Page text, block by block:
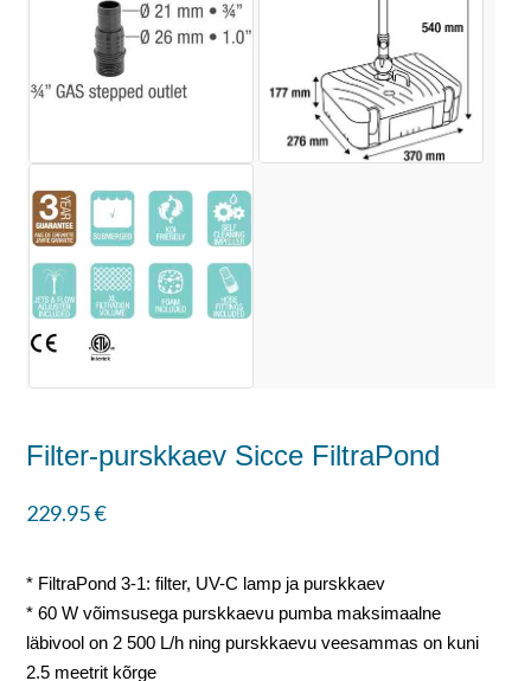
Filter-purskkaev Sicce FiltraPond
229.95€
* FiltraPond 3-1: filter, UV-C lamp ja purskkaev
* 60 W võimsusega purskkaevu pumba maksimaalne
läbivool on 2 500 L/h ning purskkaevu veesammas on kuni
2.5 meetrit kõrge